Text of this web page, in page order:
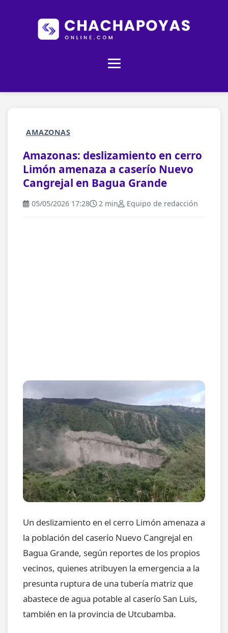
AMAZONAS
Amazonas: deslizamiento en cerro
Limón amenaza a caserío Nuevo
Cangrejal en Bagua Grande
05/05/2026 17:28 2 min Equipo de redacción
Un deslizamiento en el cerro Limón amenaza a
la población del caserío Nuevo Cangrejal en
Bagua Grande, según reportes de los propios
vecinos, quienes atribuyen la emergencia a la
presunta ruptura de una tubería matriz que
abastece de agua potable al caserío San Luis,
también en la provincia de Utcubamba.